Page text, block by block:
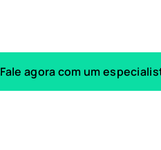
Fale agora com um